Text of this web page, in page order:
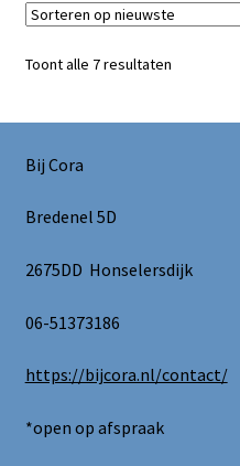
Toont alle 7 resultatenGesorteerd
Bij Cora
Bredenel 5D
2675DD Honselersdijk
06-51373186
https://bijcora.nl/contact/
*open op afspraak